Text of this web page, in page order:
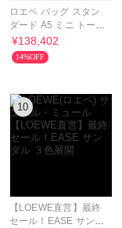
ロエベ バッグ スタン
ダード A5 ミニ トート
ショルダーバッグ
¥138,402
14%OFF
10
【LOEWE直営】最終
セール！EASE サンダ